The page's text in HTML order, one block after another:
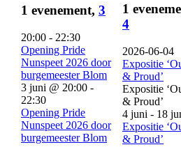
1 evenement, 3
20:00 - 22:30
Opening Pride
Nunspeet 2026 door
burgemeester Blom
3 juni @ 20:00 -
22:30
Opening Pride
Nunspeet 2026 door
burgemeester Blom
1
4
2026-06-04
Expositie
& Proud’
Expositie
& Proud’
4 juni - 18
Expositie
& Proud’